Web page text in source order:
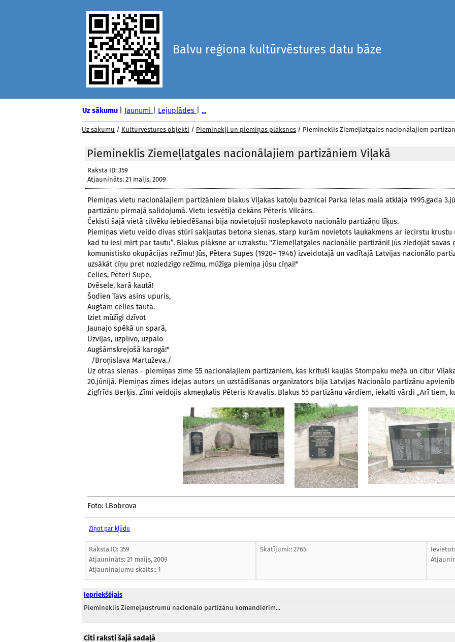
Balvu reģiona kultūrvēstures datu bāze
Uz sākumu Jaunumi Lejuplādes ...
Uz sākumu / Kultūrvēstures objekti / Pieminekļi un piemiņas plāksnes / Piemineklis Ziemeļlatgales nacionālajiem
Piemineklis Ziemeļlatgales nacionālajiem partizāniem Viļakā
Raksta ID: 359
Atjaunināts: 21 maijs, 2009
Piemiņas vietu nacionālajiem partizāniem blakus Viļakas katoļu baznīcai Parka ielas malā atklāja 1995.gada
partizānu pirmajā salidojumā. Vietu iesvētīja dekāns Pēteris Vilcāns.
Čekisti šajā vietā cilvēku iebiedēšanai bija novietojuši noslepkavoto nacionālo partizāņu līķus.
Piemiņas vietu veido divas stūrī sakļautas betona sienas, starp kurām novietots laukakmens ar iecirstu krustu
kad tu iesi mirt par tautu”. Blakus plāksne ar uzrakstu: "Ziemeļlatgales nacionālie partizāni! Jūs ziedojāt
komunistisko okupācijas režīmu! Jūs, Pētera Supes (1920– 1946) izveidotajā un vadītajā Latvijas nacionālo
uzsākāt cīņu pret noziedzīgo režīmu, mūžīga piemiņa jūsu cīņai!"
Celies, Pēteri Supe,
Dvēsele, karā kautā!
Šodien Tavs asins upuris,
Augšām cēlies tautā.
Iziet mūžīgi dzīvot
Jaunajo spēkā un sparā,
Uzvijas, uzplīvo, uzpalo
Augšāmskrejošā karogā!"
/Broņislava Martuževa./
Uz otras sienas - piemiņas zīme 55 nacionālajiem partizāniem, kas krituši kaujās Stompaku mežā un citur
20.jūnijā. Piemiņas zīmes idejas autors un uzstādīšanas organizators bija Latvijas Nacionālo partizānu
Zigfrīds Berķis. Zīmi veidojis akmeņkalis Pēteris Kravalis. Blakus 55 partizānu vārdiem, iekalti vārdi „Arī tiem,
Foto: I.Bobrova
Ziņot par kļūdu
Raksta ID: 359
Atjaunināts: 21 maijs, 2009
Atjauninājumu skaits:: 1
Skatījumi:: 2765
Iepriekšējais
Piemineklis Ziemeļaustrumu nacionālo partizānu komandierim...
Citi raksti šajā sadaļā